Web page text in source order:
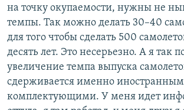
на точку окупаемости, нужны не
темпы. Так можно делать 30–40
для того чтобы сделать 500
десять лет. Это несерьезно. А я так
увеличение темпа выпуска
сдерживается именно
комплектующими. У меня идет